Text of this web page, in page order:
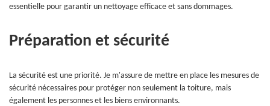
essentielle pour garantir un nettoyage efficace et sans dommages.
Préparation et sécurité
La sécurité est une priorité. Je m'assure de mettre en place les mesures de
sécurité nécessaires pour protéger non seulement la toiture, mais
également les personnes et les biens environnants.